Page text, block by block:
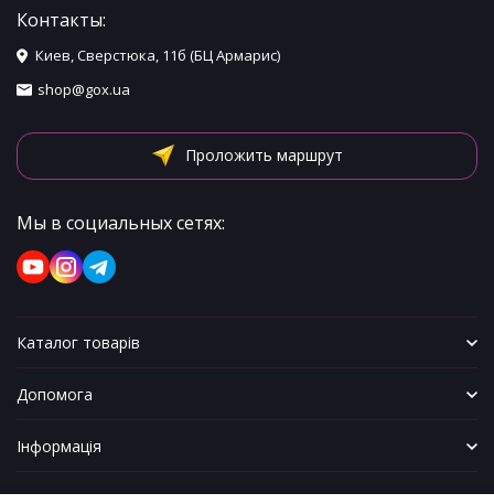
Контакты:
Киев, Сверстюка, 11б (БЦ Армарис)
shop@gox.ua
Проложить маршрут
Мы в социальных сетях:
Каталог товарів
Допомога
Інформація